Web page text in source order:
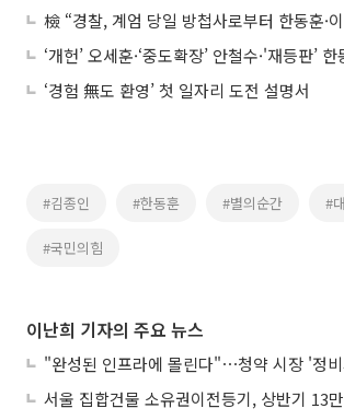
‘개헌’ 오세훈·‘중도확장’ 안철수·'재등판’ 한
‘경험 無도 환영’ 첫 일자리 도전 설명서
#김종인 #한동훈 #별의순간 #
#국민의힘
이난희 기자의 주요 뉴스
서울 집합건물 소유권이전등기, 상반기 13